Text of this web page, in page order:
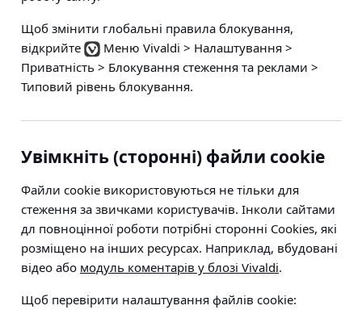
Щоб змінити глобальні правила блокування,
відкрийте
Меню Vivaldi > Налаштування >
Приватність > Блокування стеження та реклами >
Типовий рівень блокування.
Увімкніть (сторонні) файли cookie
Файли cookie використовуються не тільки для
стеження за звичками користувачів. Інколи сайтами
дл повноцінної роботи потрібні сторонні Cookies, які
розміщено на інших ресурсах. Наприклад, вбудовані
відео або модуль коментарів у блозі Vivaldi.
Щоб перевірити налаштування файлів cookie: